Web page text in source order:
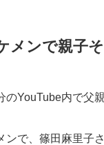
メンで親子そ
YouTube内で父
ンで、篠田麻里子